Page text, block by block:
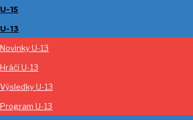
U-15
U-13
Novinky U-13
Hráči U-13
Výsledky U-13
Program U-13